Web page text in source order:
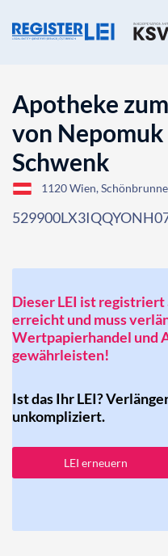
Apotheke
von
Schwenk
1120 Wien,
Dieser LEI ist
erreicht und muss
Wertpapierhandel und
gewährleisten!
Ist das Ihr LEI?
unkompliziert.
LEI erneuern